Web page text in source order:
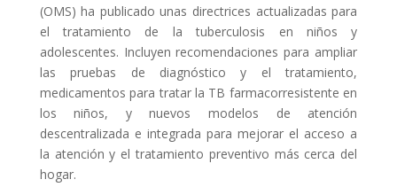
(OMS) ha publicado unas directrices actualizadas para
el tratamiento de la tuberculosis en niños y
adolescentes. Incluyen recomendaciones para ampliar
las pruebas de diagnóstico y el tratamiento,
medicamentos para tratar la TB farmacorresistente en
los niños, y nuevos modelos de atención
descentralizada e integrada para mejorar el acceso a
la atención y el tratamiento preventivo más cerca del
hogar.